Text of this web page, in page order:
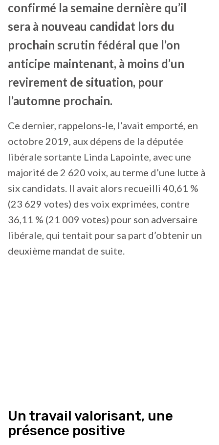
confirmé la semaine dernière qu’il
sera à nouveau candidat lors du
prochain scrutin fédéral que l’on
anticipe maintenant, à moins d’un
revirement de situation, pour
l’automne prochain.
Ce dernier, rappelons-le, l’avait emporté, en
octobre 2019, aux dépens de la députée
libérale sortante Linda Lapointe, avec une
majorité de 2 620 voix, au terme d’une lutte à
six candidats. Il avait alors recueilli 40,61 %
(23 629 votes) des voix exprimées, contre
36,11 % (21 009 votes) pour son adversaire
libérale, qui tentait pour sa part d’obtenir un
deuxième mandat de suite.
Un travail valorisant, une
présence positive